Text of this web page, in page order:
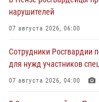
нарушителей
07 августа 2026, 06:00
Сотрудники Росгвардии
для нужд участников
07 августа 2026, 04:00